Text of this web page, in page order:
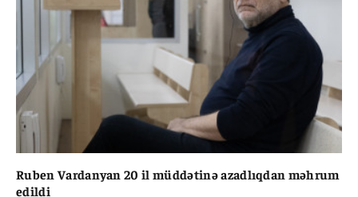
Ruben Vardanyan 20 il müddətinə azadlıqdan məhrum
edildi